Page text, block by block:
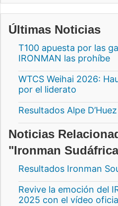
Últimas Noticias
T100 apuesta por las
IRONMAN las prohíbe
WTCS Weihai 2026:
por el liderato
Resultados Alpe
Noticias
"Ironman
Resultados Ironman
Revive la emoción del
2025 con el vídeo